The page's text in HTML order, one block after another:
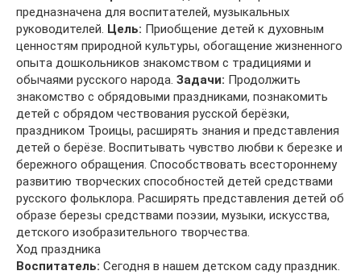
предназначена для воспитателей, музыкальных
руководителей. Цель: Приобщение детей к духовным
ценностям природной культуры, обогащение жизненного
опыта дошкольников знакомством с традициями и
обычаями русского народа. Задачи: Продолжить
знакомство с обрядовыми праздниками, познакомить
детей с обрядом чествования русской берёзки,
праздником Троицы, расширять знания и представления
детей о берёзе. Воспитывать чувство любви к березке и
бережного обращения. Способствовать всестороннему
развитию творческих способностей детей средствами
русского фольклора. Расширять представления детей об
образе березы средствами поэзии, музыки, искусства,
детского изобразительного творчества.
Ход праздника
Воспитатель: Сегодня в нашем детском саду праздник.